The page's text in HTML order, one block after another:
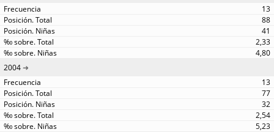
13
88
41
2,33
4,80
2004
13
77
32
2,54
5,23